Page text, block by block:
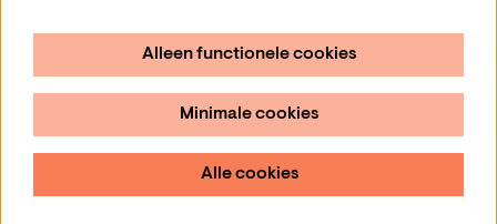
Aanmelden
Alleen functionele cookies
Minimale cookies
Alle cookies